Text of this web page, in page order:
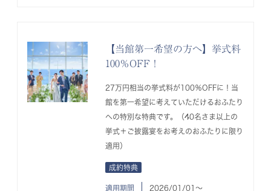
【当館第一希望の方へ】挙式料
100％OFF！
27万円相当の挙式料が100％OFFに！当
館を第一希望に考えていただけるおふたり
への特別な特典です。（40名さま以上の
挙式＋ご披露宴をお考えのおふたりに限り
適用）
成約特典
適用期間 2026/01/01〜